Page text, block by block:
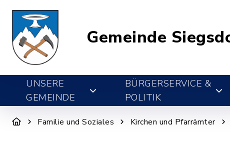
Gemeinde
UNSERE
GEMEINDE
BÜRGERSERVICE &
POLITIK
Familie und Soziales Kirchen und Pfarrämter